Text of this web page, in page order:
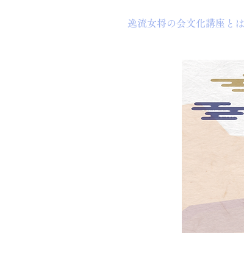
逸流女将の会文化講座とは